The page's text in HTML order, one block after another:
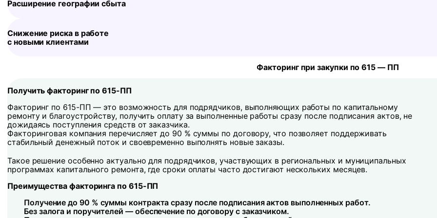
Расширение географии сбыта
Снижение риска в работе
с новыми клиентами
Факторинг при закупки по 615 — ПП
Получить факторинг по 615-ПП
Факторинг по 615-ПП — это возможность для подрядчиков, выполняющих работы по капитальному
ремонту и благоустройству, получить оплату за выполненные работы сразу после подписания актов, не
дожидаясь поступления средств от заказчика.
Факторинговая компания перечисляет до 90 % суммы по договору, что позволяет поддерживать
стабильный денежный поток и своевременно выполнять новые заказы.
Такое решение особенно актуально для подрядчиков, участвующих в региональных и муниципальных
программах капитального ремонта, где сроки оплаты часто достигают нескольких месяцев.
Преимущества факторинга по 615-ПП
Получение до 90 % суммы контракта сразу после подписания актов выполненных работ.
Без залога и поручителей — обеспечение по договору с заказчиком.